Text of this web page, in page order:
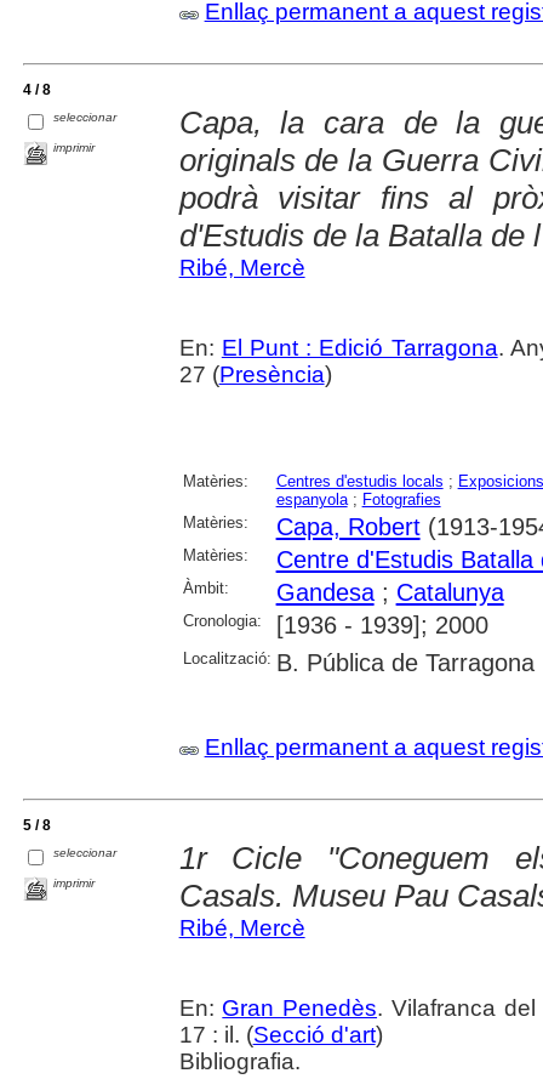
Enllaç permanent a aquest
4 / 8
seleccionar
imprimir
Capa, la cara de la
originals de la Guerra
podrà visitar fins al
d'Estudis de la Batalla de
Ribé, Mercè
En: El Punt : Edició Tarragona.
27 (Presència)
Matèries: Centres d'estudis locals ;
espanyola; Fotografies
Matèries:
Capa, Robert(1913-
Matèries: Centre d'Estudis Batalla
Àmbit: Gandesa; Catalunya
Cronologia: [1936 - 1939]; 2000
Localització: B. Pública de Tarragona
Enllaç permanent a aquest
5 / 8
seleccionar
imprimir
1r Cicle "Coneguem
Casals. Museu Pau
Ribé, Mercè
En: Gran Penedès. Vilafranca
17 : il. (Secció d'art)
Bibliografia.